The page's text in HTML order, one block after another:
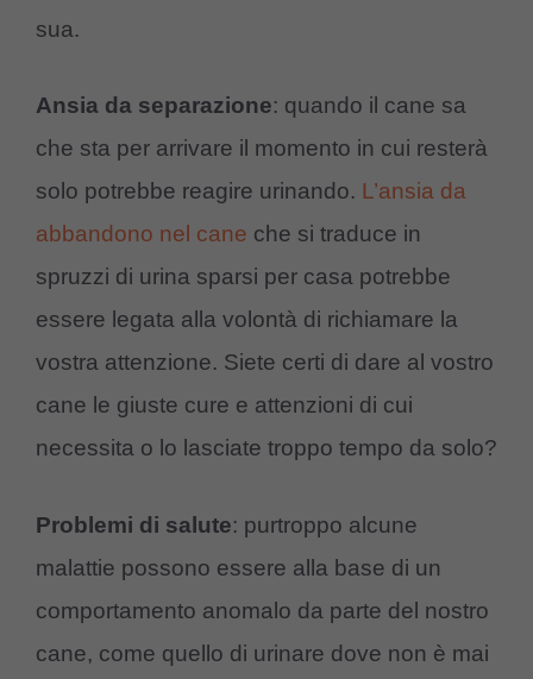
sua.
Ansia da separazione: quando il cane sa
che sta per arrivare il momento in cui resterà
solo potrebbe reagire urinando. L’ansia da
abbandono nel cane che si traduce in
spruzzi di urina sparsi per casa potrebbe
essere legata alla volontà di richiamare la
vostra attenzione. Siete certi di dare al vostro
cane le giuste cure e attenzioni di cui
necessita o lo lasciate troppo tempo da solo?
Problemi di salute: purtroppo alcune
malattie possono essere alla base di un
comportamento anomalo da parte del nostro
cane, come quello di urinare dove non è mai